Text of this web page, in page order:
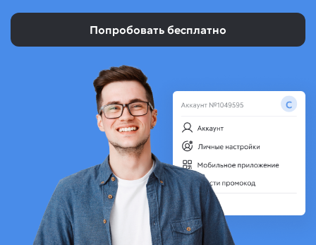
Попробовать бесплатно